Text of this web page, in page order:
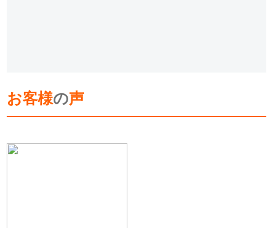
お客様の声